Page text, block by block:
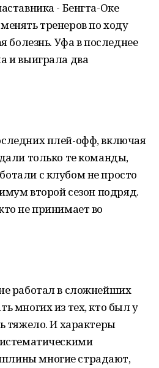
- Бенгта-Оке
тренеров по ходу
болезнь. Уфа в последнее
и выиграла два
плей-офф, включая
только те команды,
с клубом не просто
второй сезон подряд.
не принимает во
работал в сложнейших
многих из тех, кто был у
тяжело. И характеры
многие страдают,